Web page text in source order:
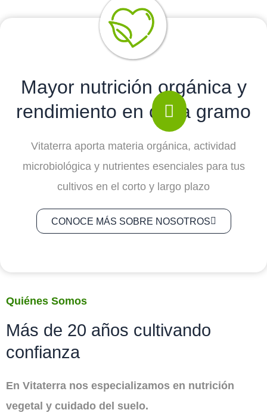
Mayor nutrición orgánica y
rendimiento en cada gramo
Vitaterra aporta materia orgánica, actividad
microbiológica y nutrientes esenciales para tus
cultivos en el corto y largo plazo
CONOCE MÁS SOBRE NOSOTROS
Quiénes Somos
Más de 20 años cultivando
confianza
En Vitaterra nos especializamos en nutrición
vegetal y cuidado del suelo.